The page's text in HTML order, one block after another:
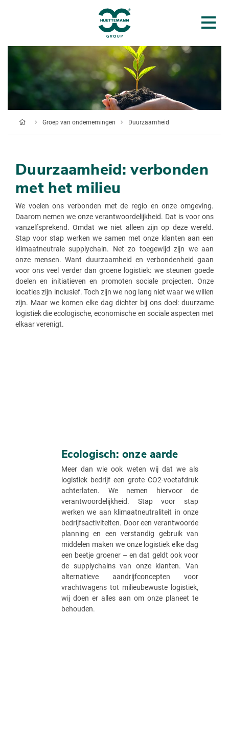
Groep van ondernemingen Duurzaamheid
Duurzaamheid: verbonden
met het milieu
We voelen ons verbonden met de regio en onze omgeving.
Daarom nemen we onze verantwoordelijkheid. Dat is voor ons
vanzelfsprekend. Omdat we niet alleen zijn op deze wereld.
Stap voor stap werken we samen met onze klanten aan een
klimaatneutrale supplychain. Net zo toegewijd zijn we aan
onze mensen. Want duurzaamheid en verbondenheid gaan
voor ons veel verder dan groene logistiek: we steunen goede
doelen en initiatieven en promoten sociale projecten. Onze
locaties zijn inclusief. Toch zijn we nog lang niet waar we willen
zijn. Maar we komen elke dag dichter bij ons doel: duurzame
logistiek die ecologische, economische en sociale aspecten met
elkaar verenigt.
Ecologisch: onze aarde
Meer dan wie ook weten wij dat we als
logistiek bedrijf een grote CO2-voetafdruk
achterlaten. We nemen hiervoor de
verantwoordelijkheid. Stap voor stap
werken we aan klimaatneutraliteit in onze
bedrijfsactiviteiten. Door een verantwoorde
planning en een verstandig gebruik van
middelen maken we onze logistiek elke dag
een beetje groener – en dat geldt ook voor
de supplychains van onze klanten. Van
alternatieve aandrijfconcepten voor
vrachtwagens tot milieubewuste logistiek,
wij doen er alles aan om onze planeet te
behouden.